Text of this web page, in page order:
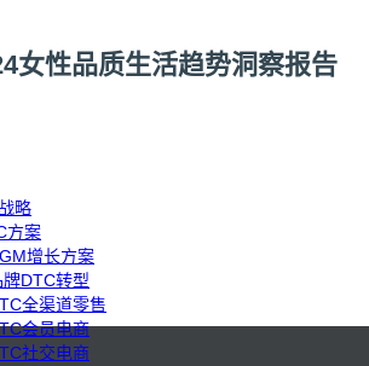
略
方案
增长方案
牌DTC转型
全渠道零售
会员电商
社交电商
女性品质生活趋势洞察报告